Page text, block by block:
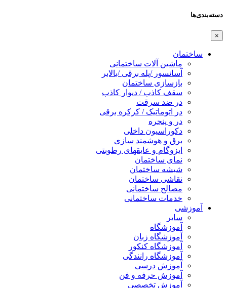
دسته‌بندی‌ها
×
ساختمان
ماشین آلات ساختمانی
آسانسور /پله برقی /بالابر
بازسازی ساختمان
سقف کاذب / دیوار کاذب
در ضد سرقت
در اتوماتیک / کرکره برقی
در و پنجره
دکوراسیون داخلی
برق و هوشمند سازی
ایزوگام و عایقهای رطوبتی
نمای ساختمان
شیشه ساختمان
نقاشی ساختمان
مصالح ساختمانی
خدمات ساختمانی
آموزشی
سایر
آموزشگاه
آموزشگاه زبان
آموزشگاه کنکور
آموزشگاه رانندگی
آموزش درسی
آموزش حرفه و فن
آموزش تخصصی